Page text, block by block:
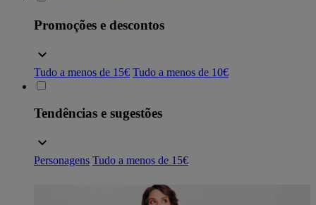
Promoções e descontos
Tudo a menos de 15€ Tudo a menos de 10€
Tendências e sugestões
Personagens Tudo a menos de 15€